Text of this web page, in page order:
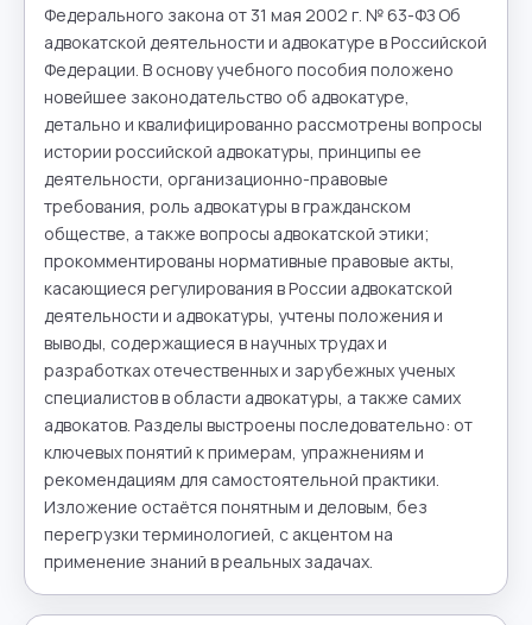
Федерального закона от 31 мая 2002 г. № 63-ФЗ Об
адвокатской деятельности и адвокатуре в Российской
Федерации. В основу учебного пособия положено
новейшее законодательство об адвокатуре,
детально и квалифицированно рассмотрены вопросы
истории российской адвокатуры, принципы ее
деятельности, организационно-правовые
требования, роль адвокатуры в гражданском
обществе, а также вопросы адвокатской этики;
прокомментированы нормативные правовые акты,
касающиеся регулирования в России адвокатской
деятельности и адвокатуры, учтены положения и
выводы, содержащиеся в научных трудах и
разработках отечественных и зарубежных ученых
специалистов в области адвокатуры, а также самих
адвокатов. Разделы выстроены последовательно: от
ключевых понятий к примерам, упражнениям и
рекомендациям для самостоятельной практики.
Изложение остаётся понятным и деловым, без
перегрузки терминологией, с акцентом на
применение знаний в реальных задачах.